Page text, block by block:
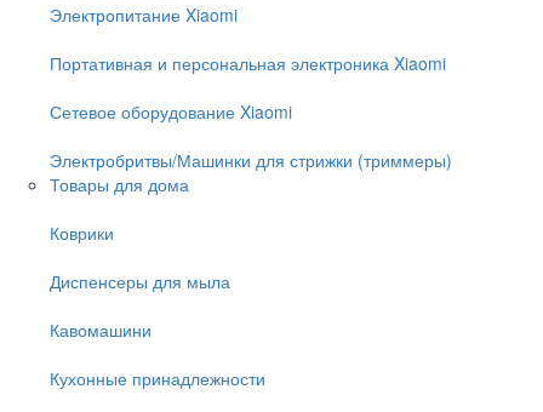
Электропитание Xiaomi
Портативная и персональная электроника Xiaomi
Сетевое оборудование Xiaomi
Электробритвы/Машинки для стрижки (триммеры)
Товары для дома
Коврики
Диспенсеры для мыла
Кавомашини
Кухонные принадлежности